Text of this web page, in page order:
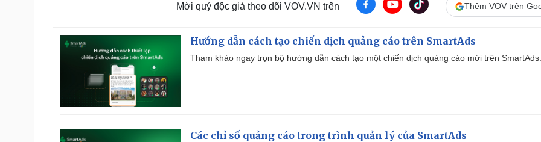
Mời quý độc giả theo dõi VOV.VN trên Thêm VOV trên
Hướng dẫn cách tạo chiến dịch quảng cáo trên SmartAds
Tham khảo ngay trọn bộ hướng dẫn cách tạo một chiến dịch quảng cáo mới trên SmartAds.
Các chỉ số quảng cáo trong trình quản lý của SmartAds